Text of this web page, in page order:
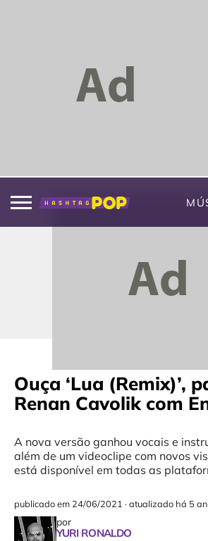
Ouça ‘Lua (Remix)’,
Renan Cavolik com
A nova versão ganhou vocais e
além de um videoclipe com novos
está disponível em todas as
publicado em 24/06/2021 ·atualizado há 5
por
YURI RONALDO